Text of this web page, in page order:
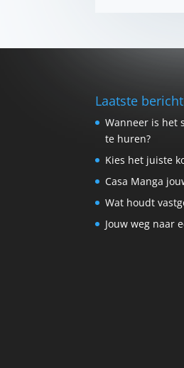
Laatste
Wanneer is het
te huren?
Kies het juiste
Casa Manga
Wat houdt
Jouw weg naar